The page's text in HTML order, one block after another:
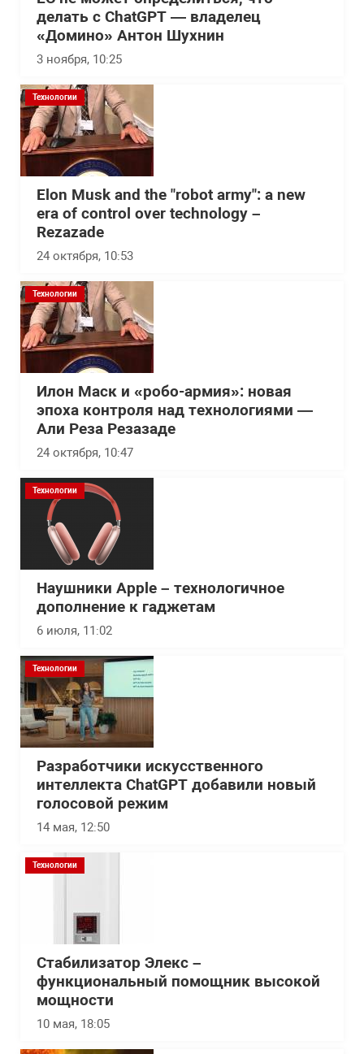
делать с ChatGPT — владелец
«Домино» Антон Шухнин
3 ноября, 10:25
Технологии
Elon Musk and the "robot army": a new
era of control over technology –
Rezazade
24 октября, 10:53
Технологии
Илон Маск и «робо-армия»: новая
эпоха контроля над технологиями —
Али Реза Резазаде
24 октября, 10:47
Технологии
Наушники Apple – технологичное
дополнение к гаджетам
6 июля, 11:02
Технологии
Разработчики искусственного
интеллекта ChatGPT добавили новый
голосовой режим
14 мая, 12:50
Технологии
Стабилизатор Элекс –
функциональный помощник высокой
мощности
10 мая, 18:05